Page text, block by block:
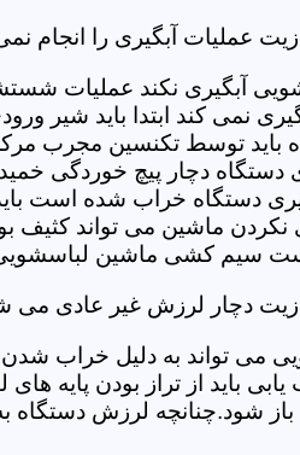
عملیات آبگیری را انجام
آبگیری نکند عملیات
نمی کند ابتدا باید شیر
باید توسط تکنسین مجرب
دچار پیچ خوردگی
دستگاه خراب شده است
نکردن ماشین می تواند
سیم کشی ماشین لباسشویی
دچار لرزش غیر عادی می
می تواند به دلیل خراب شدن
یابی باید از تراز بودن
شود.چنانچه لرزش دستگاه